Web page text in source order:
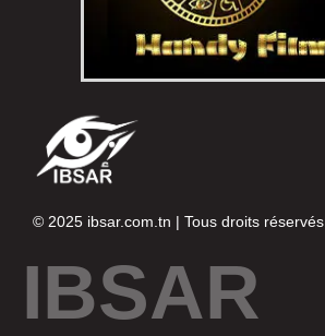
© 2025 ibsar.com.tn | Tous droits réservés.
IBSAR